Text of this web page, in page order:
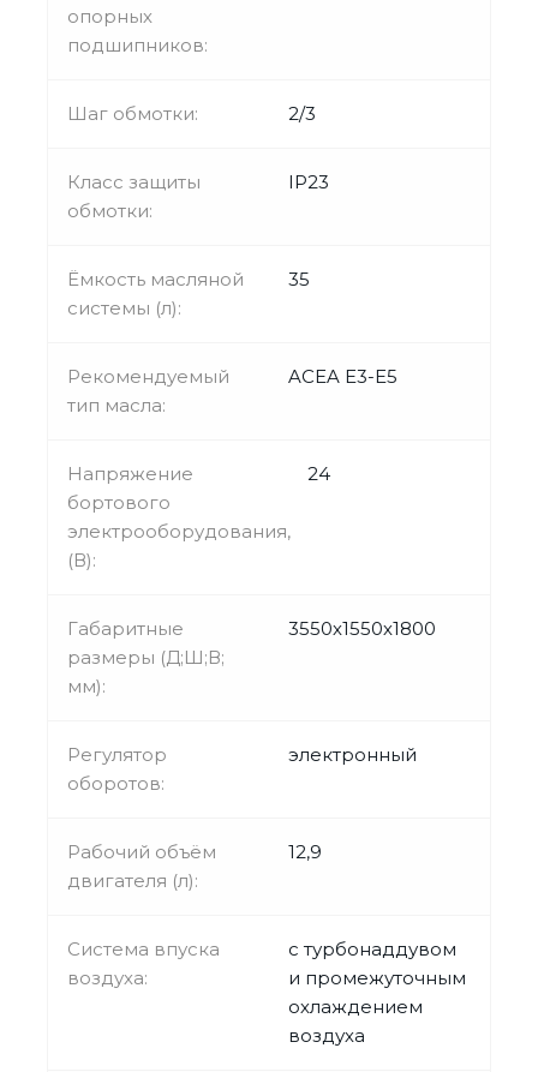
опорных
подшипников:
Шаг обмотки: 2/3
Класс защиты
обмотки:
IP23
Ёмкость масляной
системы (л):
35
Рекомендуемый
тип масла:
ACEA E3-E5
Напряжение
бортового
электрооборудования,
(В):
24
Габаритные
размеры (Д;Ш;В;
мм):
3550х1550х1800
Регулятор
оборотов:
электронный
Рабочий объём
двигателя (л):
12,9
Система впуска
воздуха:
с турбонаддувом
и промежуточным
охлаждением
воздуха